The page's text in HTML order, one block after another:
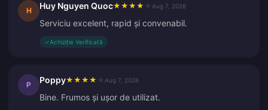
H Huy Nguyen Quoc★ ★ ★ ★ Aug 7, 2026
Serviciu excelent, rapid și convenabil.
✓Achiziție Verificată
P Poppy★ ★ ★ ★ Aug 7, 2026
Bine. Frumos și ușor de utilizat.